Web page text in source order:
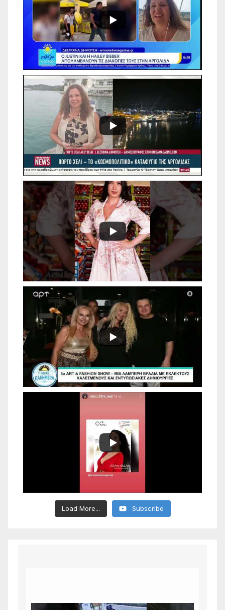
Load More... Subscribe